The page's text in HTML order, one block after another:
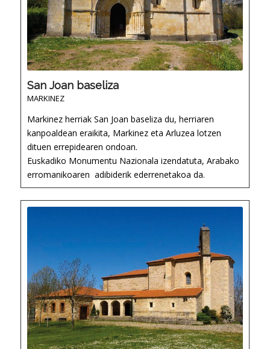
San Joan baseliza
MARKINEZ
Markinez herriak San Joan baseliza du, herriaren
kanpoaldean eraikita, Markinez eta Arluzea lotzen
dituen errepidearen ondoan.
Euskadiko Monumentu Nazionala izendatuta, Arabako
erromanikoaren adibiderik ederrenetakoa da.